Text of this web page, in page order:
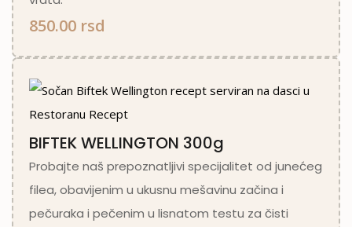
850.00 rsd
BIFTEK WELLINGTON 300g
Probajte naš prepoznatljivi specijalitet od junećeg
filea, obavijenim u ukusnu mešavinu začina i
pečuraka i pečenim u lisnatom testu za čisti